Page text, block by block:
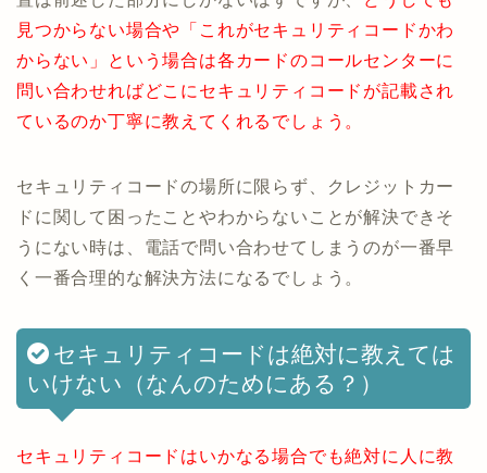
見つからない場合や「これがセキュリティコードかわ
からない」という場合は各カードのコールセンターに
問い合わせればどこにセキュリティコードが記載され
ているのか丁寧に教えてくれるでしょう。
セキュリティコードの場所に限らず、クレジットカー
ドに関して困ったことやわからないことが解決できそ
うにない時は、電話で問い合わせてしまうのが一番早
く一番合理的な解決方法になるでしょう。
セキュリティコードは絶対に教えては
いけない（なんのためにある？）
セキュリティコードはいかなる場合でも絶対に人に教